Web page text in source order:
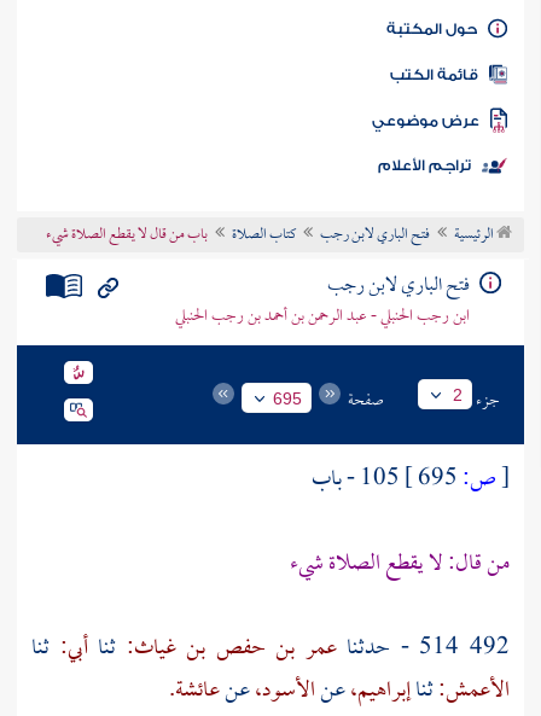
كتاب الأمة
المكتبة
الكتب
موضوعي
تراجم الأعلام
الرئيسية فتح الباري لابن رجب كتاب الصلاة باب من قال لا يقطع الصلاة شيء
فتح الباري لابن رجب
ابن رجب الحنبلي - عبد الرحمن بن أحمد بن رجب الحنبلي
جزء 2 صفحة 695
[ص:
105 - باب
من قال: لا يقطع الصلاة شيء
492 514 - حدثنا
عمر بن حفص بن غياث: ثناأبي: ثنا
الأعمش:ثناإبراهيم،عنالأسود،عنعائشة.